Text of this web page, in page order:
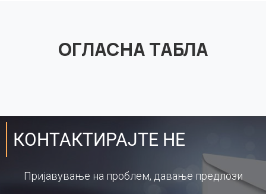
ОГЛАСНА ТАБЛА
КОНТАКТИРАЈТЕ НЕ
Пријавување на проблем, давање предлози